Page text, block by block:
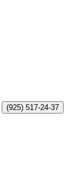
(925) 517-24-37